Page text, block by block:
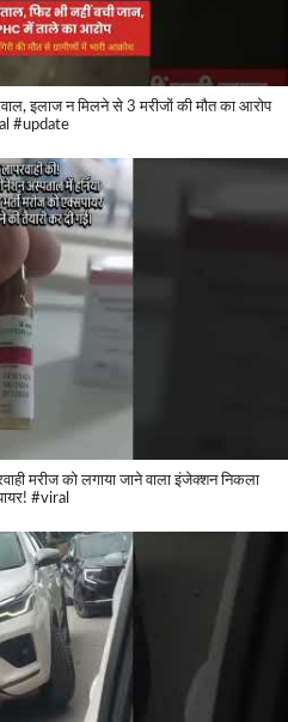
इलाज न मिलने से 3 मरीजों की मौत का आरोप
#update
मरीज को लगाया जाने वाला इंजेक्शन निकला
#viral